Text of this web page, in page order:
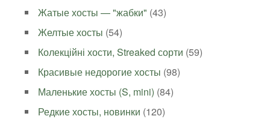
Жатые хосты — "жабки" (43)
Желтые хосты (54)
Колекційні хости, Streaked сорти (59)
Красивые недорогие хосты (98)
Маленькие хосты (S, mini) (84)
Редкие хосты, новинки (120)